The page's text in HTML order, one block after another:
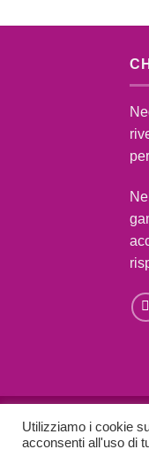
Utilizziamo i cookie
acconsenti all'uso di